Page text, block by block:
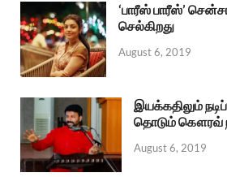
‘பாரீஸ் பாரீஸ்’
செல்கிறது
August 6, 2019
இயக்கதிலும்
தொடும் கௌரவ்
August 6, 2019